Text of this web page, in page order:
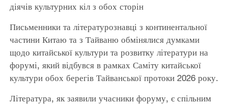
діячів культурних кіл з обох сторін
Письменники та літературознавці з континентальної
частини Китаю та з Тайваню обмінялися думками
щодо китайської культури та розвитку літератури на
форумі, який відбувся в рамках Саміту китайської
культури обох берегів Тайванської протоки 2026 року.
Література, як заявили учасники форуму, є спільним